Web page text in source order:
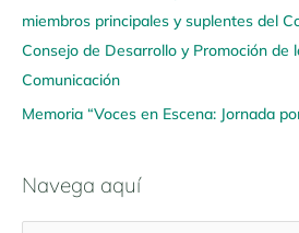
miembros principales y suplentes del
Consejo de Desarrollo y Promoción de
Comunicación
Memoria “Voces en Escena: Jornada
Navega aquí